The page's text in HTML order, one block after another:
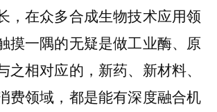
，在众多合成生物技术应用领
摸一隅的无疑是做工业酶、原
之相对应的，新药、新材料、
费领域，都是能有深度融合机